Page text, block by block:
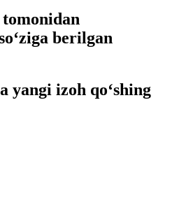
berilgan
yangi izoh qo‘shing